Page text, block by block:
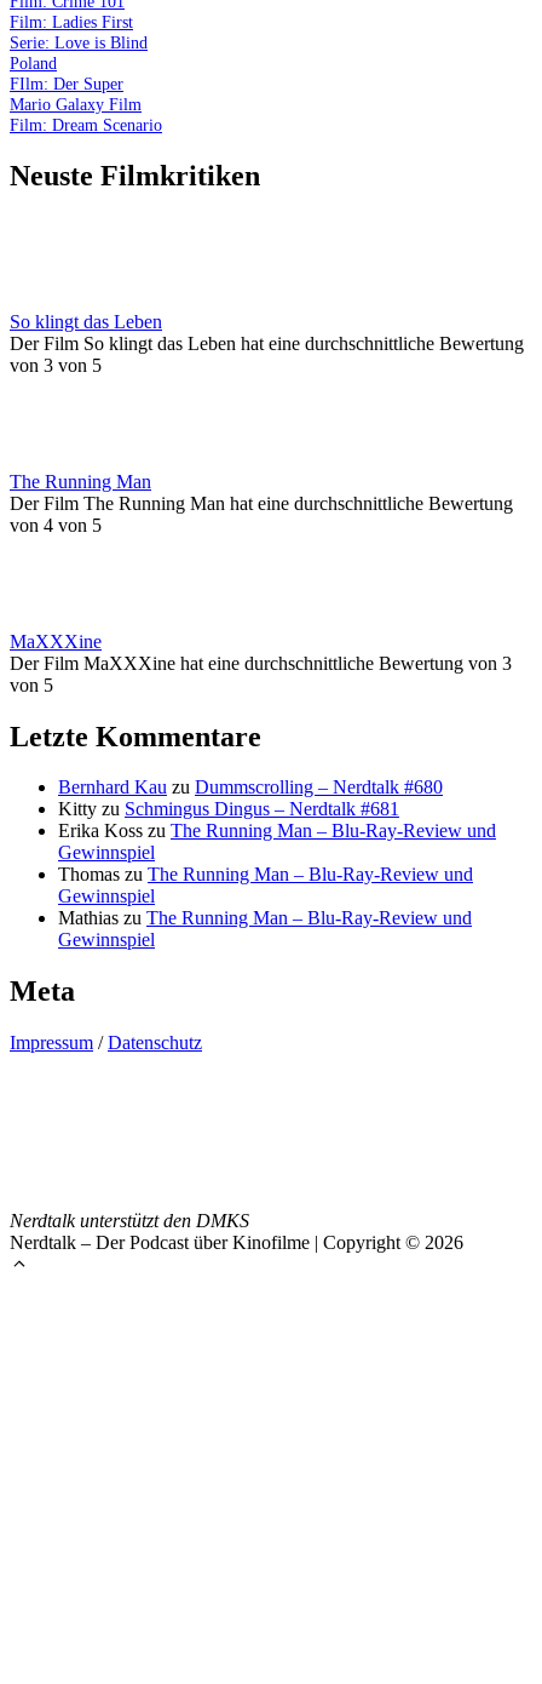
Film: Ladies First
Serie: Love is Blind
Poland
FIlm: Der Super
Mario Galaxy Film
Film: Dream Scenario
Neuste Filmkritiken
So klingt das Leben
Der Film So klingt das Leben hat eine durchschnittliche Bewertung
von 3 von 5
The Running Man
Der Film The Running Man hat eine durchschnittliche Bewertung
von 4 von 5
MaXXXine
Der Film MaXXXine hat eine durchschnittliche Bewertung von 3
von 5
Letzte Kommentare
Bernhard Kau zu Dummscrolling – Nerdtalk #680
Kitty zu Schmingus Dingus – Nerdtalk #681
Erika Koss zu The Running Man – Blu-Ray-Review und
Gewinnspiel
Thomas zu The Running Man – Blu-Ray-Review und
Gewinnspiel
Mathias zu The Running Man – Blu-Ray-Review und
Gewinnspiel
Meta
Impressum /Datenschutz
Nerdtalk unterstützt den DMKS
Nerdtalk – Der Podcast über Kinofilme | Copyright © 2026